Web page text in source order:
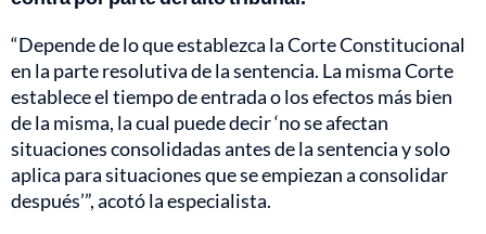
“Depende de lo que establezca la Corte Constitucional
en la parte resolutiva de la sentencia. La misma Corte
establece el tiempo de entrada o los efectos más bien
de la misma, la cual puede decir ‘no se afectan
situaciones consolidadas antes de la sentencia y solo
aplica para situaciones que se empiezan a consolidar
después’”, acotó la especialista.